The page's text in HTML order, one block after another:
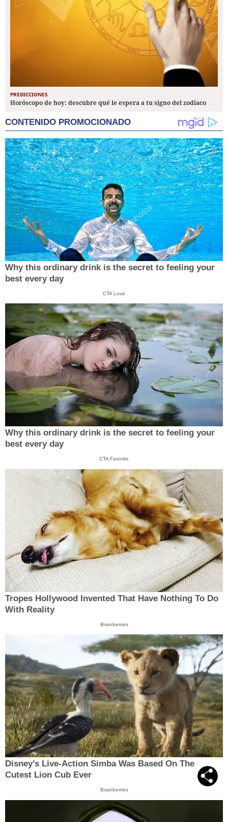
PREDICCIONES
Horóscopo de hoy: descubre qué le espera a tu signo del zodiaco
CONTENIDO PROMOCIONADO
Why this ordinary drink is the secret to feeling your
best every day
CTA Love
Why this ordinary drink is the secret to feeling your
best every day
CTA Favorite
Tropes Hollywood Invented That Have Nothing To Do
With Reality
Brainberries
Disney’s Live-Action Simba Was Based On The
Cutest Lion Cub Ever
Brainberries